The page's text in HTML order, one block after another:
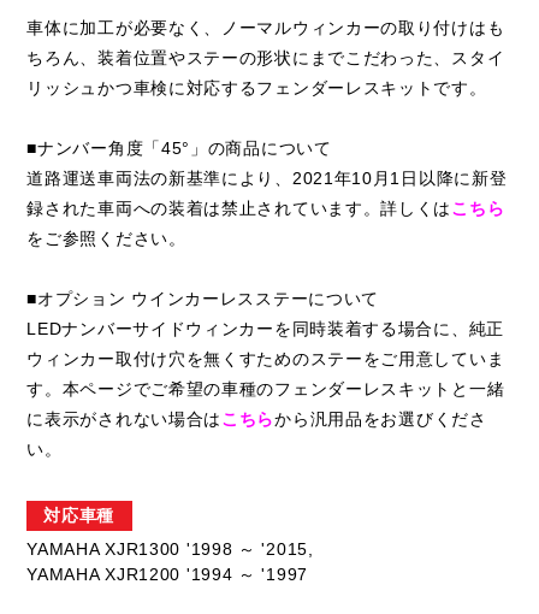
車体に加工が必要なく、ノーマルウィンカーの取り付けはも
ちろん、装着位置やステーの形状にまでこだわった、スタイ
リッシュかつ車検に対応するフェンダーレスキットです。
■ナンバー角度「45°」の商品について
道路運送車両法の新基準により、2021年10月1日以降に新登
録された車両への装着は禁止されています。詳しくはこちら
をご参照ください。
■オプション ウインカーレスステーについて
LEDナンバーサイドウィンカーを同時装着する場合に、純正
ウィンカー取付け穴を無くすためのステーをご用意していま
す。本ページでご希望の車種のフェンダーレスキットと一緒
に表示がされない場合はこちらから汎用品をお選びくださ
い。
対応車種
YAMAHA XJR1300 '1998 ～ '2015,
YAMAHA XJR1200 '1994 ～ '1997